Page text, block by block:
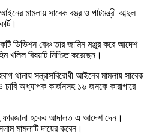
আইনের মামলায় সাবেক বস্ত্র ও পাটমন্ত্রী আব্দুল
ডিভিশন বেঞ্চ তার জামিন মঞ্জুর করে আদেশ
খলিল বিষয়টি নিশ্চিত করেছেন।
থানায় সন্ত্রাসবিরোধী আইনের মামলায় সাবেক
ঢাবি অধ্যাপক কার্জনসহ ১৬ জনকে কারাগারে
ফারজানা হকের আদালত এ আদেশ দেন।
মামলাটি দায়ের করেন।